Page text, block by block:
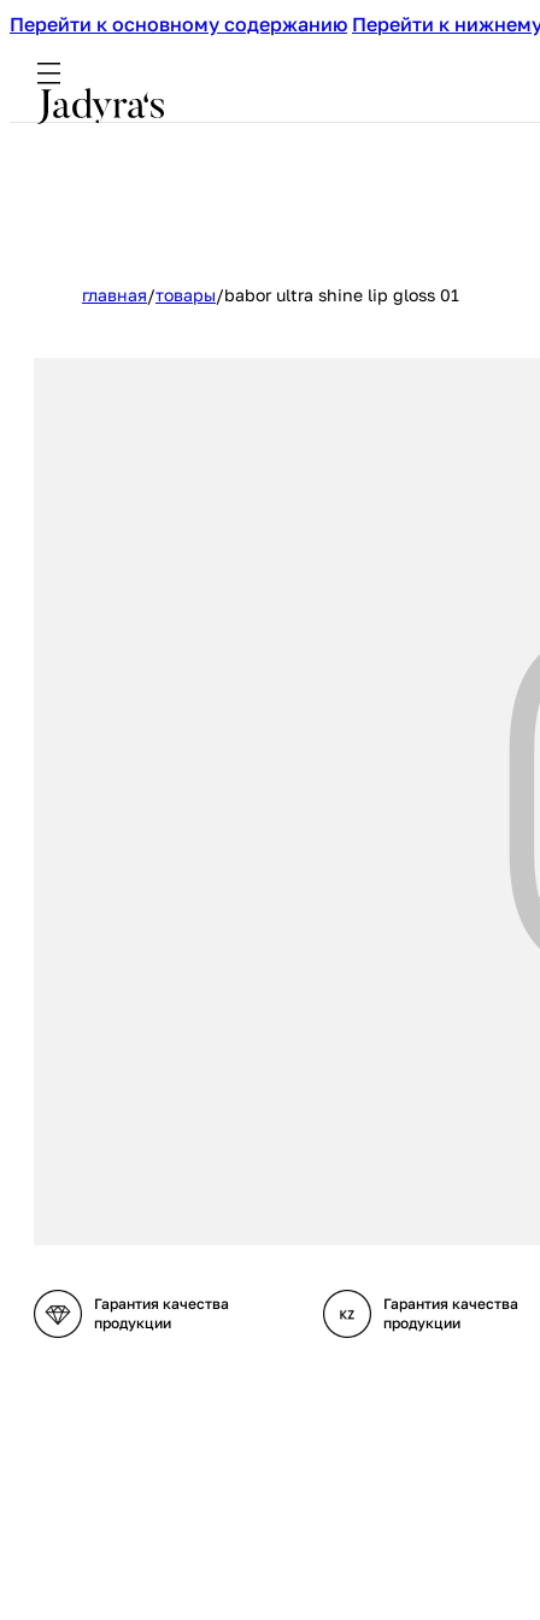
Перейти к основному содержанию Перейти к
главная/товары/babor ultra shine lip gloss 01
Гарантия качества
продукции
Гарантия качества
продукции